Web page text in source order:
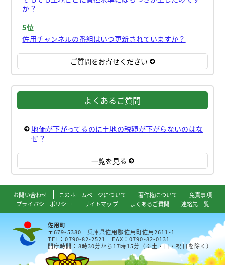
か？
5位
佐用チャンネルの番組はいつ更新されていますか？
ご質問をお寄せください
よくあるご質問
地価が下がってるのに土地の税額が下がらないのはな
ぜ？
一覧を見る
お問い合わせ このホームページについて 著作権について
免責事項
プライバシーポリシー
サイトマップ よくあるご質問 連絡先一覧
佐用町
〒679-5380 兵庫県佐用郡佐用町佐用2611-1
TEL：0790-82-2521 FAX：0790-82-0131
開庁時間：8時30分から17時15分（※土・日・祝日を除く）